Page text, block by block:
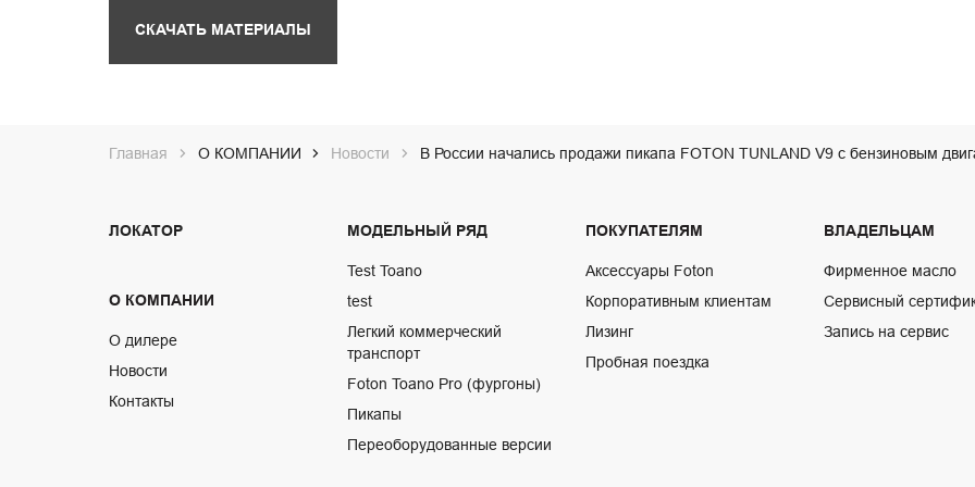
СКАЧАТЬ МАТЕРИАЛЫ
Главная О КОМПАНИИ Новости В России начались продажи пикапа FOTON TUNLAND V9 с бензиновым
ЛОКАТОР
О КОМПАНИИ
О дилере
Новости
Контакты
МОДЕЛЬНЫЙ РЯД
Test Toano
test
Легкий коммерческий
транспорт
Foton Toano Pro (фургоны)
Пикапы
Переоборудованные версии
ПОКУПАТЕЛЯМ
Аксессуары Foton
Корпоративным клиентам
Лизинг
Пробная поездка
ВЛАДЕЛЬЦАМ
Фирменное масло
Сервисный
Запись на сервис